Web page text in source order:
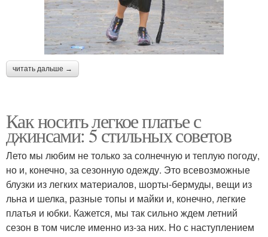
читать дальше →
Как носить легкое платье с
джинсами: 5 стильных советов
Лето мы любим не только за солнечную и теплую погоду,
но и, конечно, за сезонную одежду. Это всевозможные
блузки из легких материалов, шорты-бермуды, вещи из
льна и шелка, разные топы и майки и, конечно, легкие
платья и юбки. Кажется, мы так сильно ждем летний
сезон в том числе именно из-за них. Но с наступлением